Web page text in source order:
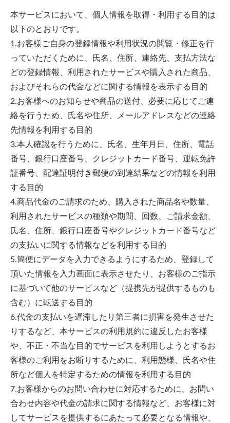
本サービスにおいて、個人情報を取得・利用する目的は
以下のとおりです。
1.お客様ご自身の登録情報や利用状況の閲覧・修正を行
っていただくために、氏名、住所、連絡先、支払方法な
どの登録情報、利用されたサービスや購入された商品、
およびそれらの代金などに関する情報を表示する目的
2.お客様へのお知らせや商品の送付、必要に応じてご連
絡を行うため、氏名や住所、メールアドレスなどの連絡
先情報を利用する目的
3.本人確認を行うために、氏名、生年月日、住所、電話
番号、銀行口座番号、クレジットカード番号、運転免許
証番号、配達証明付き郵便の到達結果などの情報を利用
する目的
4.商品代金のご請求のため、購入された商品名や数量、
利用されたサービスの種類や期間、回数、ご請求金額、
氏名、住所、銀行口座番号やクレジットカード番号など
の支払いに関する情報などを利用する目的
5.簡便にデータを入力できるようにするため、登録して
頂いた情報を入力画面に表示させたり、お客様のご指示
に基づいて他のサービスなど（提携先が提供するものも
含む）に転送する目的
6.代金の支払いを遅滞したり第三者に損害を発生させた
りするなど、本サービスの利用規約に違反したお客様
や、不正・不当な目的でサービスを利用しようとするお
客様のご利用をお断りするために、利用態様、氏名や住
所など個人を特定するための情報を利用する目的
7.お客様からのお問い合わせに対応するために、お問い
合わせ内容や代金の請求に関する情報など、お客様に対
してサービスを提供するにあたって必要となる情報や、